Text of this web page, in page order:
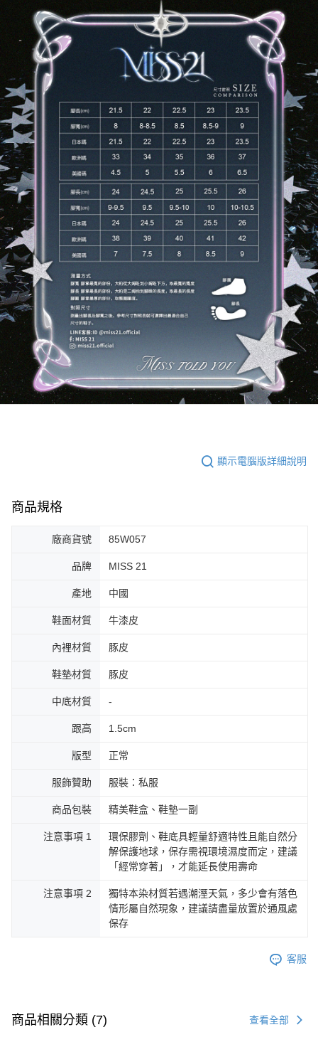
顯示電腦版詳細說明
商品規格
廠商貨號 85W057
品牌 MISS 21
產地 中國
鞋面材質 牛漆皮
內裡材質 豚皮
鞋墊材質 豚皮
中底材質 -
跟高 1.5cm
版型 正常
服飾贊助 服裝：私服
商品包裝 精美鞋盒、鞋墊一副
注意事項 1
環保膠劑、鞋底具輕量舒適特性且能自然分
解保護地球，保存需視環境濕度而定，建議
「經常穿著」，才能延長使用壽命
注意事項 2
獨特本染材質若遇潮溼天氣，多少會有落色
情形屬自然現象，建議請盡量放置於通風處
保存
客服
商品相關分類 (7) 查看全部